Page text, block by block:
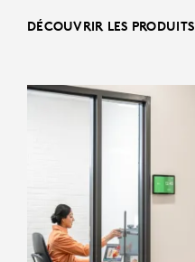
DÉCOUVRIR LES PRODUITS